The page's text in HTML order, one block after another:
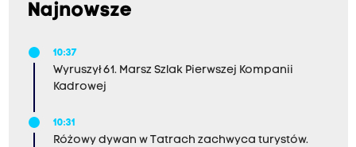
Najnowsze
10:37
Wyruszył 61. Marsz Szlak Pierwszej Kompanii
Kadrowej
10:31
Różowy dywan w Tatrach zachwyca turystów.